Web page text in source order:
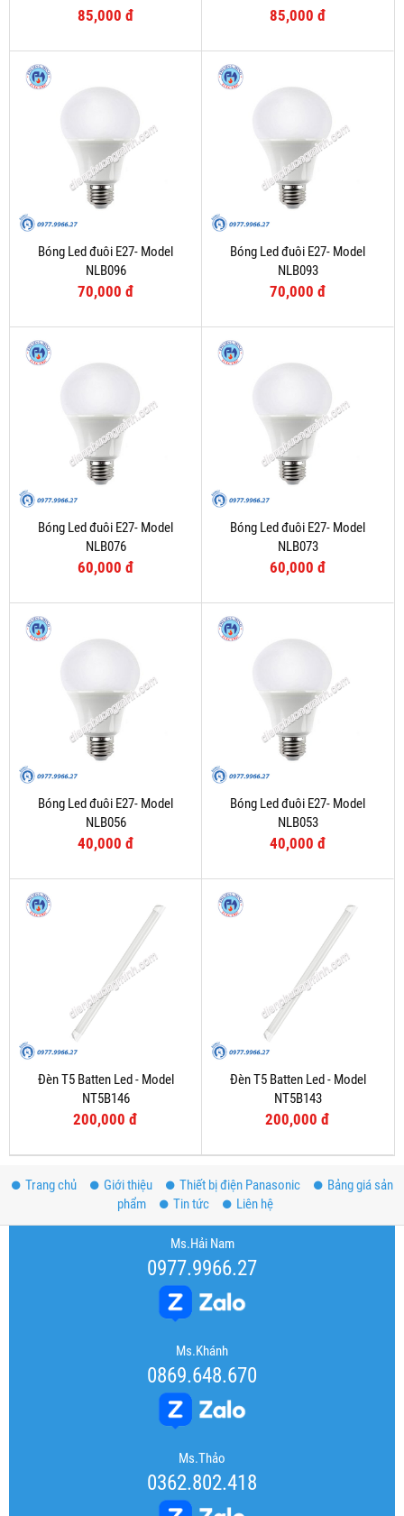
85,000 đ 85,000 đ
Bóng Led đuôi E27- Model
NLB096
70,000 đ
Bóng Led đuôi E27- Model
NLB093
70,000 đ
Bóng Led đuôi E27- Model
NLB076
60,000 đ
Bóng Led đuôi E27- Model
NLB073
60,000 đ
Bóng Led đuôi E27- Model
NLB056
40,000 đ
Bóng Led đuôi E27- Model
NLB053
40,000 đ
Đèn T5 Batten Led - Model
NT5B146
200,000 đ
Đèn T5 Batten Led - Model
NT5B143
200,000 đ
Trang chủ Giới thiệu Thiết bị điện Panasonic
Bảng giá sản
phẩm
Tin tức Liên hệ
Ms.Hải Nam
0977.9966.27
Ms.Khánh
0869.648.670
Ms.Thảo
0362.802.418